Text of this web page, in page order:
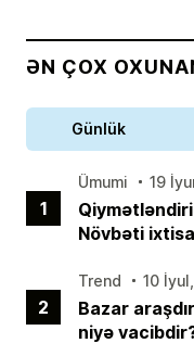
ƏN ÇOX
Günlük
1
Ümumi 19
Növbəti
2
Trend 10
Bazar
niyə